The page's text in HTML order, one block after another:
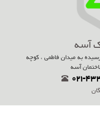
آسه
به میدان فاطمی ، کوچه